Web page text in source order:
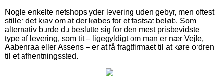
Nogle enkelte netshops yder levering uden gebyr, men oftest
stiller det krav om at der købes for et fastsat beløb. Som
alternativ burde du beslutte sig for den mest prisbevidste
type af levering, som tit – ligegyldigt om man er nær Vejle,
Aabenraa eller Assens – er at få fragtfirmaet til at køre ordren
til et afhentningssted.